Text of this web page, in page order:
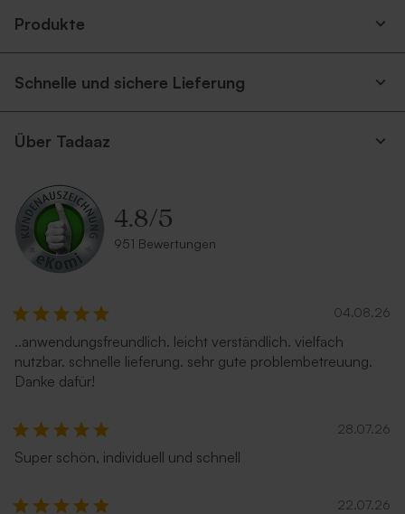
Umschlag mit spitzer Klappe
Umschlag 'glänzendes Silber'
Produkte
Schnelle und sichere Lieferung
Über Tadaaz
4.8/5
951 Bewertungen
04.08.26
..anwendungsfreundlich. leicht verständlich. vielfach
nutzbar. schnelle lieferung. sehr gute problembetreuung.
Danke dafür!
28.07.26
Super schön, individuell und schnell
22.07.26